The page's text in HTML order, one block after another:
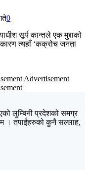
0
सूर्य कान्तले एक मुद्दाको
कारण त्यहाँ ‘कक्रोच जनता
Advertisement
लुम्बिनी प्रदेशको समग्र
। तपाईंहरुको कुनै सल्लाह,